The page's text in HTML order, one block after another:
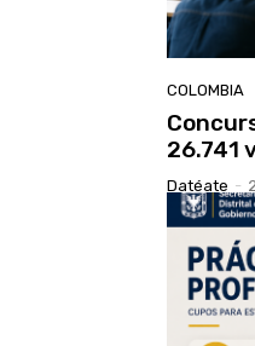
COLOMBIA
26.741
Datéate -